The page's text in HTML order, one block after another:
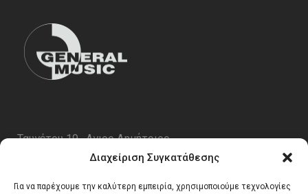
Διαχείριση Συγκατάθεσης
Για να παρέχουμε την καλύτερη εμπειρία, χρησιμοποιούμε τεχνολογίες
Ταυγέτου 19 , Αγιος Δημήτριος